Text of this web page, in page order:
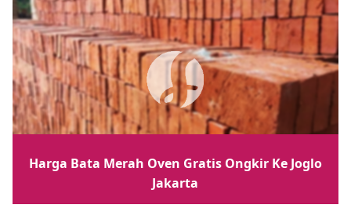
Harga Bata Merah Oven Gratis Ongkir Ke Joglo
Jakarta